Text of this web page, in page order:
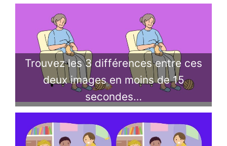
Trouvez les 3 différences entre ces
deux images en moins de 15
secondes…